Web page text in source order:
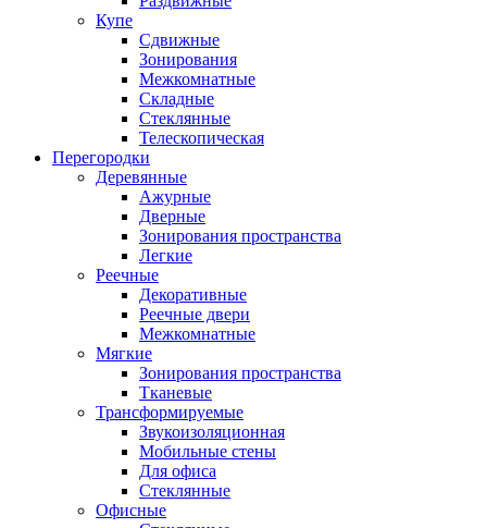
Купе
Сдвижные
Зонирования
Межкомнатные
Складные
Стеклянные
Телескопическая
Перегородки
Деревянные
Ажурные
Дверные
Зонирования пространства
Легкие
Реечные
Декоративные
Реечные двери
Межкомнатные
Мягкие
Зонирования пространства
Тканевые
Трансформируемые
Звукоизоляционная
Мобильные стены
Для офиса
Стеклянные
Офисные